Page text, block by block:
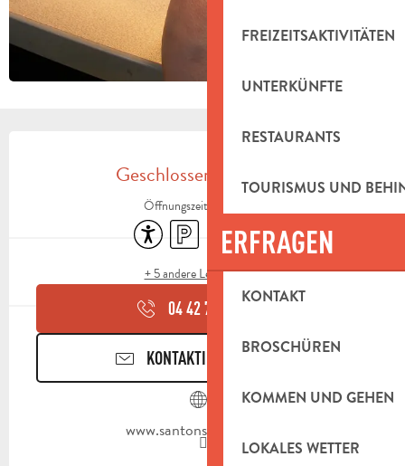
FREIZEITSAKTIVITÄTEN
UNTERKÜNFTE
RESTAURANTS
TOURISMUS UND
ERFRAGEN
KONTAKT
BROSCHÜREN
KOMMEN UND GEHEN
LOKALES WETTER
ÖFFNUNGSZEITEN &
Geschlossen für heute
Öffnungszeiten ansehen
Zugänglichkeit
ParkplatzTiere erlaubt
Shop
+ 5 andere Leistung(en)
04 42 70 95▒▒
KONTAKTIEREN SIE UNS
www.santons-dilandro.fr